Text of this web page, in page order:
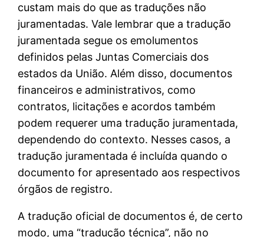
custam mais do que as traduções não
juramentadas. Vale lembrar que a tradução
juramentada segue os emolumentos
definidos pelas Juntas Comerciais dos
estados da União. Além disso, documentos
financeiros e administrativos, como
contratos, licitações e acordos também
podem requerer uma tradução juramentada,
dependendo do contexto. Nesses casos, a
tradução juramentada é incluída quando o
documento for apresentado aos respectivos
órgãos de registro.
A tradução oficial de documentos é, de certo
modo, uma “tradução técnica”, não no